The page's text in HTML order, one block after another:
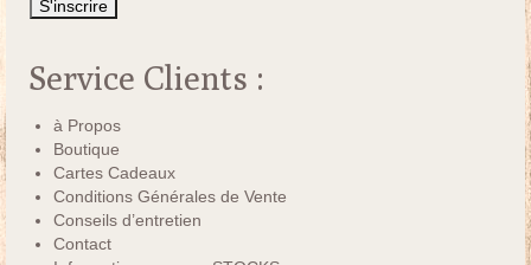
Service Clients :
à Propos
Boutique
Cartes Cadeaux
Conditions Générales de Vente
Conseils d’entretien
Contact